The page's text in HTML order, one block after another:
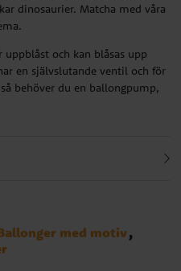
dinosaurier. Matcha med våra
och kan blåsas upp
en självslutande ventil och för
behöver du en ballongpump,
med motiv